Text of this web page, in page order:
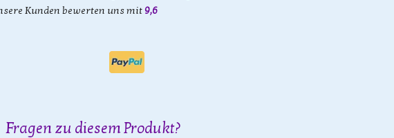
Kunden bewerten uns mit 9,6
Fragen zu diesem Produkt?